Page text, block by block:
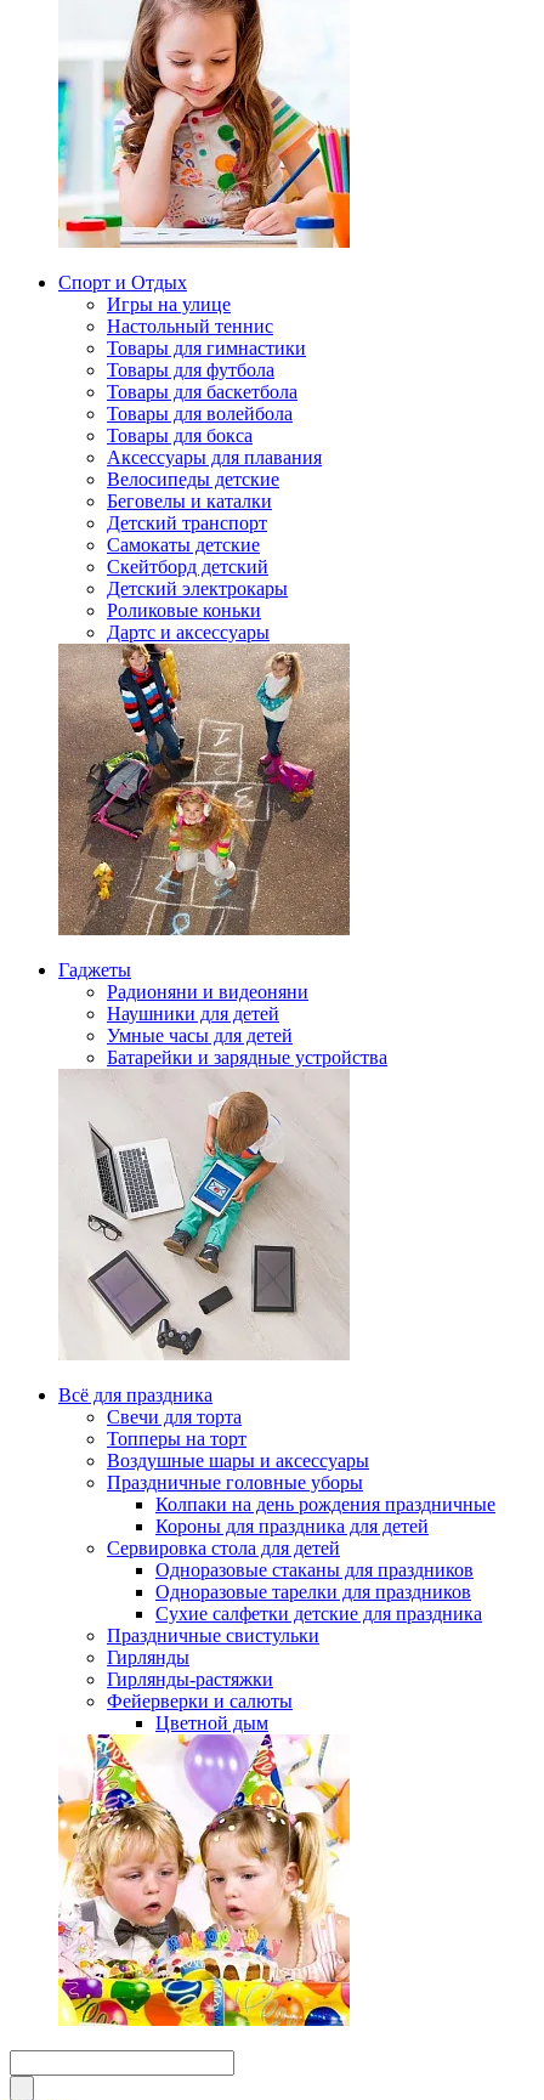
Спорт и Отдых
Игры на улице
Настольный теннис
Товары для гимнастики
Товары для футбола
Товары для баскетбола
Товары для волейбола
Товары для бокса
Аксессуары для плавания
Велосипеды детские
Беговелы и каталки
Детский транспорт
Самокаты детские
Скейтборд детский
Детский электрокары
Роликовые коньки
Дартс и аксессуары
Гаджеты
Радионяни и видеоняни
Наушники для детей
Умные часы для детей
Батарейки и зарядные устройства
Всё для праздника
Свечи для торта
Топперы на торт
Воздушные шары и аксессуары
Праздничные головные уборы
Колпаки на день рождения праздничные
Короны для праздника для детей
Сервировка стола для детей
Одноразовые стаканы для праздников
Одноразовые тарелки для праздников
Сухие салфетки детские для праздника
Праздничные свистульки
Гирлянды
Гирлянды-растяжки
Фейерверки и салюты
Цветной дым